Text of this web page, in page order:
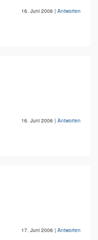
16. Juni 2006 | Antworten
16. Juni 2006 | Antworten
17. Juni 2006 | Antworten